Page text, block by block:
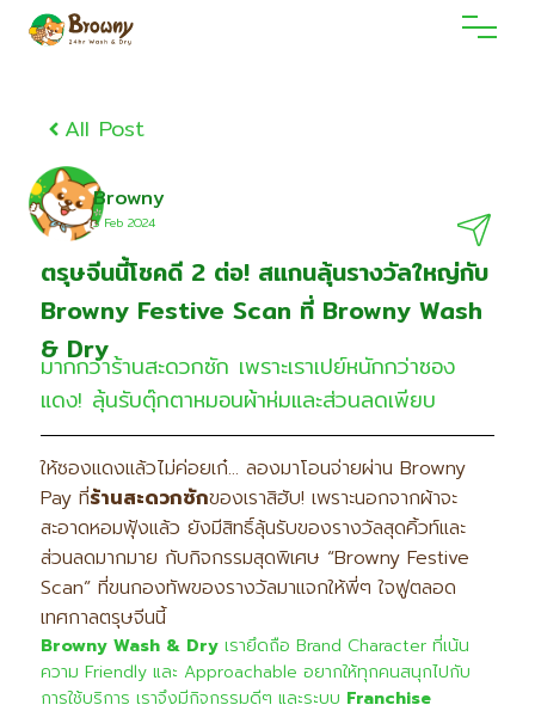
All Post
Browny
3 Feb 2O24
ตรุษจีนนี้โชคดี 2 ต่อ! สแกนลุ้นรางวัลใหญ่กับ
Browny Festive Scan ที่ Browny Wash
& Dry
มากกว่าร้านสะดวกซัก เพราะเราเปย์หนักกว่าซอง
แดง! ลุ้นรับตุ๊กตาหมอนผ้าห่มและส่วนลดเพียบ
ให้ซองแดงแล้วไม่ค่อยเก๋… ลองมาโอนจ่ายผ่าน Browny
Pay ที่ร้านสะดวกซักของเราสิฮับ! เพราะนอกจากผ้าจะ
สะอาดหอมฟุ้งแล้ว ยังมีสิทธิ์ลุ้นรับของรางวัลสุดคิ้วท์และ
ส่วนลดมากมาย กับกิจกรรมสุดพิเศษ “Browny Festive
Scan” ที่ขนกองทัพของรางวัลมาแจกให้พี่ๆ ใจฟูตลอด
เทศกาลตรุษจีนนี้
Browny Wash & Dry เรายึดถือ Brand Character ที่เน้น
ความ Friendly และ Approachable อยากให้ทุกคนสนุกไปกับ
การใช้บริการ เราจึงมีกิจกรรมดีๆ และระบบ Franchise